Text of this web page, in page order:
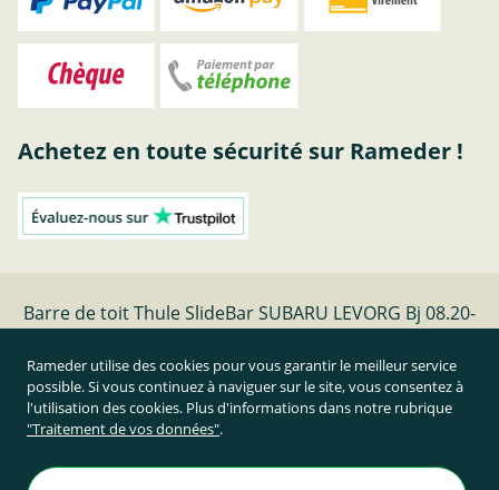
Achetez en toute sécurité sur Rameder !
Barre de toit Thule SlideBar SUBARU LEVORG Bj 08.20-
Résilier le contrat
Prix TTC et hors frais de port
Rameder utilise des cookies pour vous garantir le meilleur service
possible. Si vous continuez à naviguer sur le site, vous consentez à
l'utilisation des cookies. Plus d'informations dans notre rubrique
"Traitement de vos données".